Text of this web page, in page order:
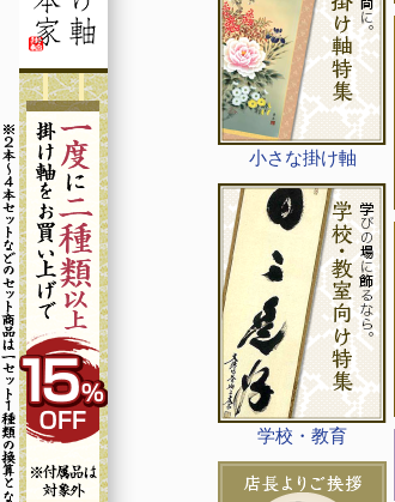
小さな掛け軸
学校・教育